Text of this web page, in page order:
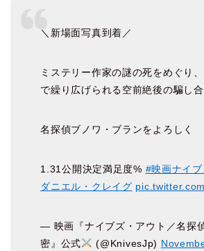
＼新場面写真到着／
ミステリー作家の謎の死をめぐり
で繰り広げられる空前絶後の騙し
名探偵ブノワ・ブランをよろしく️
1.31公開決定満足度% #映画ナイ
ダニエル・クレイグ
— 映画『ナイブズ・アウト／名探
密』公式
(@KnivesJp)